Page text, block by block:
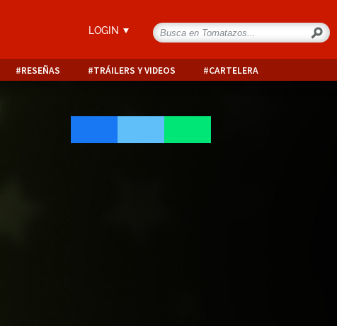
LOGIN
RESEÑAS TRÁILERS Y VIDEOS CARTELERA